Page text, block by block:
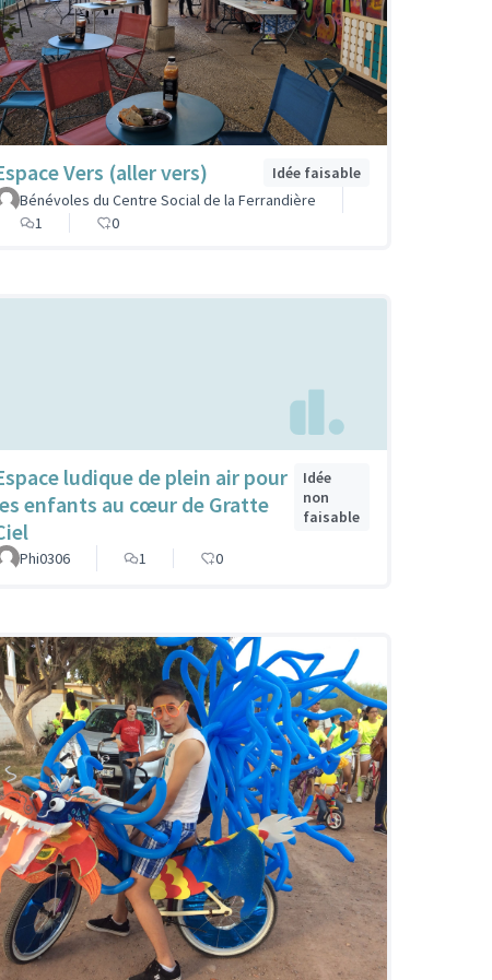
Vers (aller vers)
Idée faisable
Bénévoles du Centre Social de la Ferrandière
1
0
ludique de plein air pour
enfants au cœur de Gratte
Idée
non
faisable
Phi0306 1 0